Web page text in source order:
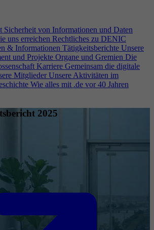
Sicherheit von Informationen und Daten
uns erreichen Rechtliches zu DENIC
& Informationen Tätigkeitsberichte Unsere
und Projekte Organe und Gremien Die
Karriere Gemeinsam die digitale
Mitglieder Unsere Aktivitäten im
Wie alles mit .de vor 40 Jahren
2025